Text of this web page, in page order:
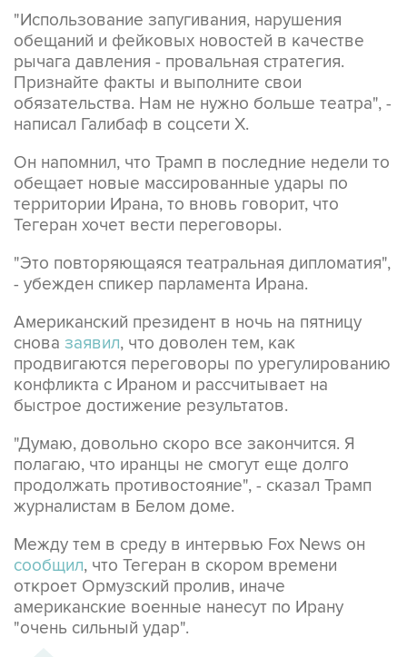
"Использование запугивания, нарушения
обещаний и фейковых новостей в качестве
рычага давления - провальная стратегия.
Признайте факты и выполните свои
обязательства. Нам не нужно больше театра", -
написал Галибаф в соцсети X.
Он напомнил, что Трамп в последние недели то
обещает новые массированные удары по
территории Ирана, то вновь говорит, что
Тегеран хочет вести переговоры.
"Это повторяющаяся театральная дипломатия",
- убежден спикер парламента Ирана.
Американский президент в ночь на пятницу
снова заявил, что доволен тем, как
продвигаются переговоры по урегулированию
конфликта с Ираном и рассчитывает на
быстрое достижение результатов.
"Думаю, довольно скоро все закончится. Я
полагаю, что иранцы не смогут еще долго
продолжать противостояние", - сказал Трамп
журналистам в Белом доме.
Между тем в среду в интервью Fox News он
сообщил, что Тегеран в скором времени
откроет Ормузский пролив, иначе
американские военные нанесут по Ирану
"очень сильный удар".